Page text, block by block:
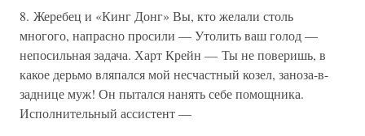
8. Жеребец и «Кинг Донг» Вы, кто желали столь
многого, напрасно просили — Утолить ваш голод —
непосильная задача. Харт Крейн — Ты не поверишь, в
какое дерьмо вляпался мой несчастный козел, заноза-в-
заднице муж! Он пытался нанять себе помощника.
Исполнительный ассистент —